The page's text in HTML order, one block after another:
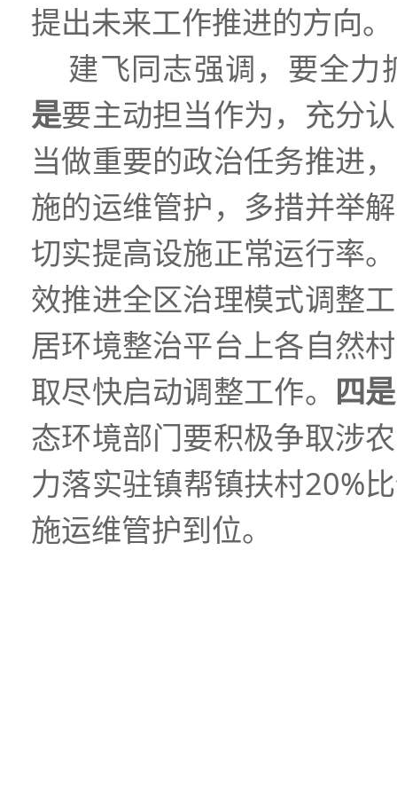
提出未来工作推进的方向。
建飞同志强调，要全
是要主动担当作为，充分
当做重要的政治任务推进
施的运维管护，多措并举
切实提高设施正常运行率。
效推进全区治理模式调整
居环境整治平台上各自然
取尽快启动调整工作。 四是
态环境部门要积极争取涉
力落实驻镇帮镇扶村20%
施运维管护到位。